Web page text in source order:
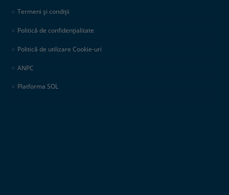
Termeni și condiții
Politică de confidențialitate
Politică de utilizare Cookie-uri
ANPC
Platforma SOL